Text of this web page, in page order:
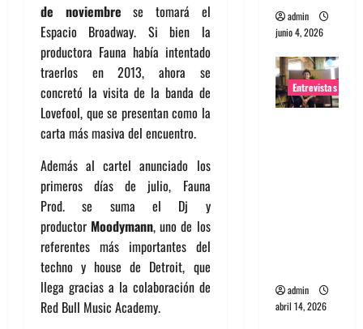
de noviembre se tomará el
Espacio Broadway. Si bien la
productora Fauna había intentado
traerlos en 2013, ahora se
concretó la visita de la banda de
Lovefool, que se presentan como la
carta más masiva del encuentro.
Además al cartel anunciado los
primeros días de julio, Fauna
Prod.se suma el Dj y
productor Moodymann, uno de los
referentes más importantes del
techno y house de Detroit, que
llega gracias a la colaboración de
Red Bull Music Academy.
admin
junio 4, 2026
Entrevistas
admin
abril 14, 2026